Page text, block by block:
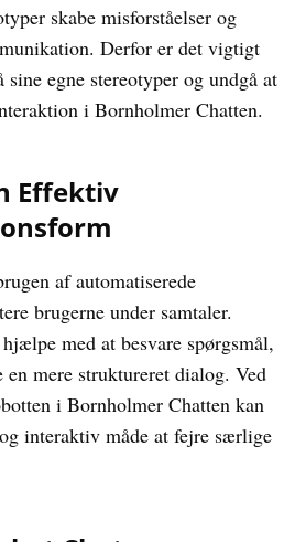
skabe misforståelser og
Derfor er det vigtigt
egne stereotyper og undgå at
i Bornholmer Chatten.
Effektiv
af automatiserede
brugerne under samtaler.
med at besvare spørgsmål,
en mere struktureret dialog. Ved
i Bornholmer Chatten kan
interaktiv måde at fejre særlige